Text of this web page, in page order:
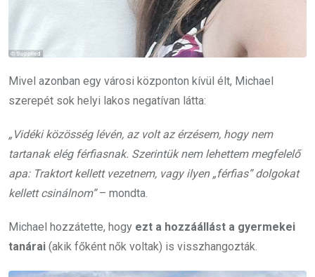
Mivel azonban egy városi központon kívül élt, Michael
szerepét sok helyi lakos negatívan látta:
„Vidéki közösség lévén, az volt az érzésem, hogy nem
tartanak elég férfiasnak. Szerintük nem lehettem megfelelő
apa: Traktort kellett vezetnem, vagy ilyen „férfias” dolgokat
kellett csinálnom”– mondta.
Michael hozzátette, hogy ezt a hozzáállást a gyermekei
tanárai (akik főként nők voltak) is visszhangozták.